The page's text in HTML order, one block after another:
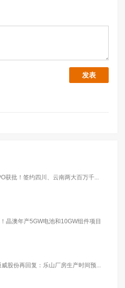
获批！签约四川、云南两大百万千...
晶澳年产5GW电池和10GW组件项目
股份再回复：乐山厂房生产时间预...